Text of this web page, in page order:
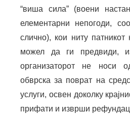
“виша сила” (воени
елементарни непогоди,
слично), кои ниту патникот
можел да ги предвиди,
организаторот не носи
обврска за поврат на
услуги, освен доколку
прифати и изврши